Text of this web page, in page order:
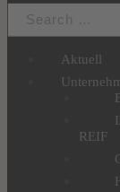
Aktuell
REIF